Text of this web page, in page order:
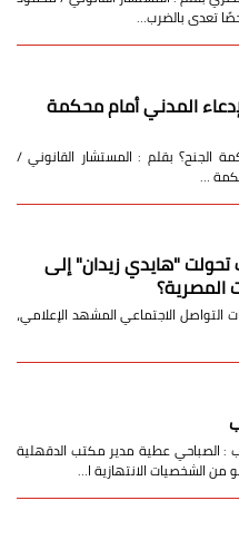
تعدى بالضرب…
المدني أمام محكمة
الجنح؟ بقلم : المستشار القانوني /
…
تحولت "هايدي زيدان" إلى
الاجتماعي المشهد الإعلامي،
عطية مدير مكتب الدقهلية
الشخصيات الانتهازية ا…